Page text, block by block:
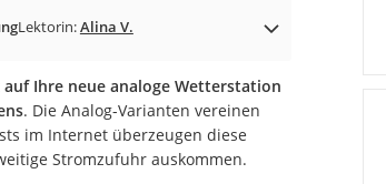
2 Innengeräte
Lektorin:Alina V.
Ihre neue analoge Wetterstation
. Die Analog-Varianten vereinen
im Internet überzeugen diese
Stromzufuhr auskommen.